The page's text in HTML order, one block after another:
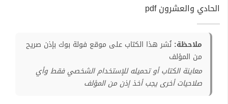
الحادي والعشرون pdf
ملاحظة: نُشر هذا الكتاب على موقع فولة بوك بإذن صريح
من المؤلف
معاينة الكتاب أو تحميله للإستخدام الشخصي فقط وأي
صلاحيات أخرى يجب أخذ إذن من المؤلف